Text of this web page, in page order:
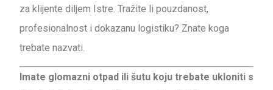
za klijente diljem Istre. Tražite li pouzdanost,
profesionalnost i dokazanu logistiku? Znate koga
trebate nazvati.
Imate glomazni otpad ili šutu koju trebate ukloniti s